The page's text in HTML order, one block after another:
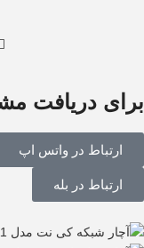
برای دریافت
ارتباط در واتس اپ
ارتباط در بله